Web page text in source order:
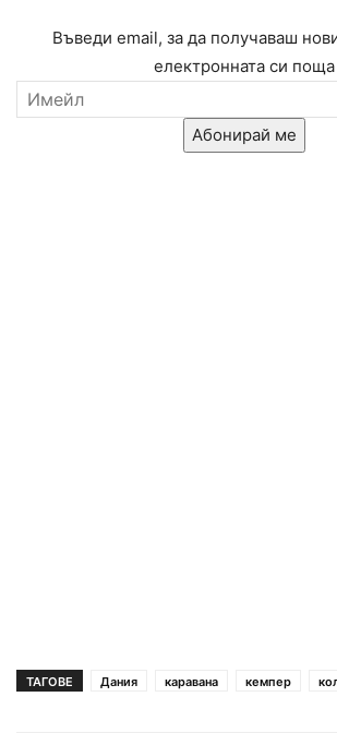
Въведи email, за да получаваш
електронната си поща
Абонирай ме
ТАГОВЕ Дания каравана кемпер